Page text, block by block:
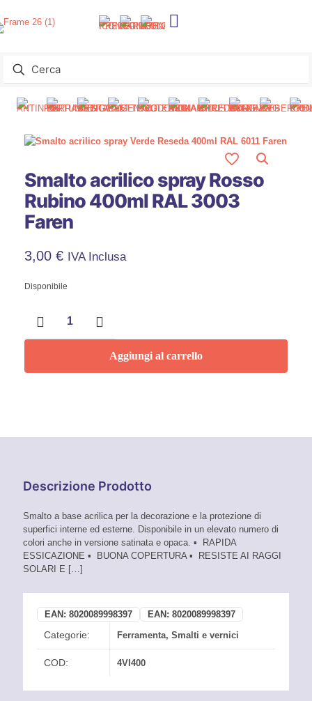
Smalto acrilico spray Rosso
Rubino 400ml RAL 3003
Faren
3,00 € IVA Inclusa
Disponibile
spray
400ml
Aggiungi al carrello
Descrizione Prodotto
Smalto a base acrilica per la decorazione e la protezione di
superfici interne ed esterne. Disponibile in un elevato numero di
colori anche in versione satinata e opaca. ▪ RAPIDA
ESSICAZIONE ▪ BUONA COPERTURA ▪ RESISTE AI RAGGI
SOLARI E […]
EAN: 8020089998397 EAN: 8020089998397
Categorie: Ferramenta, Smalti e vernici
COD: 4VI400